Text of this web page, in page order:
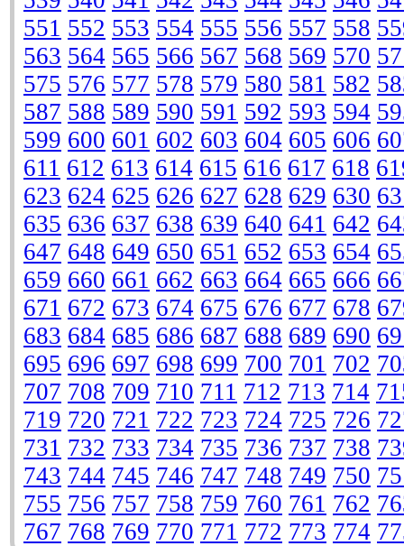
551 552 553 554 555 556 557 558
563 564 565 566 567 568 569 570
575 576 577 578 579 580 581 582
587 588 589 590 591 592 593 594
599 600 601 602 603 604 605 606
611 612 613 614 615 616 617 618
623 624 625 626 627 628 629 630
635 636 637 638 639 640 641 642
647 648 649 650 651 652 653 654
659 660 661 662 663 664 665 666
671 672 673 674 675 676 677 678
683 684 685 686 687 688 689 690
695 696 697 698 699 700 701 702
707 708 709 710 711 712 713 714
719 720 721 722 723 724 725 726
731 732 733 734 735 736 737 738
743 744 745 746 747 748 749 750
755 756 757 758 759 760 761 762
767 768 769 770 771 772 773 774